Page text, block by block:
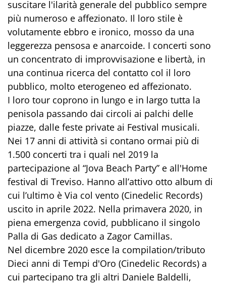
suscitare l'ilarità generale del pubblico sempre
più numeroso e affezionato. Il loro stile è
volutamente ebbro e ironico, mosso da una
leggerezza pensosa e anarcoide. I concerti sono
un concentrato di improvvisazione e libertà, in
una continua ricerca del contatto col il loro
pubblico, molto eterogeneo ed affezionato.
I loro tour coprono in lungo e in largo tutta la
penisola passando dai circoli ai palchi delle
piazze, dalle feste private ai Festival musicali.
Nei 17 anni di attività si contano ormai più di
1.500 concerti tra i quali nel 2019 la
partecipazione al “Jova Beach Party” e all'Home
festival di Treviso. Hanno all’attivo otto album di
cui l’ultimo è Via col vento (Cinedelic Records)
uscito in aprile 2022. Nella primavera 2020, in
piena emergenza covid, pubblicano il singolo
Palla di Gas dedicato a Zagor Camillas.
Nel dicembre 2020 esce la compilation/tributo
Dieci anni di Tempi d'Oro (Cinedelic Records) a
cui partecipano tra gli altri Daniele Baldelli,